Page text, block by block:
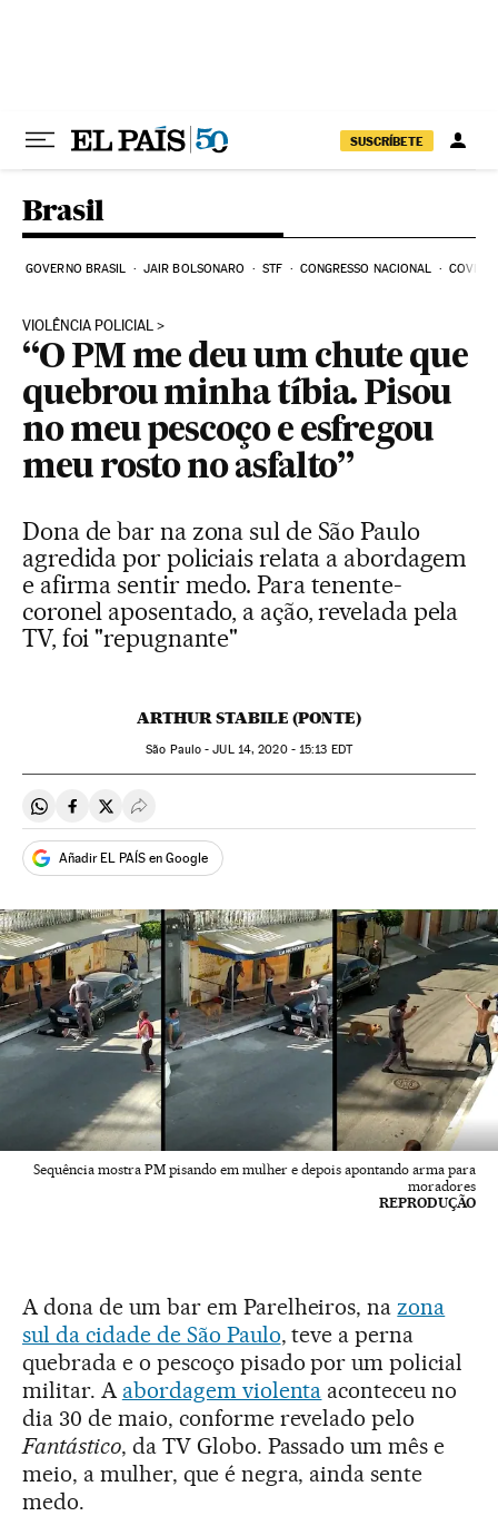
SUSCRÍBETE
Brasil
GOVERNO BRASIL JAIR BOLSONARO STF CONGRESSO NACIONAL COVID-
VIOLÊNCIA POLICIAL
“O PM me deu um chute que
quebrou minha tíbia. Pisou
no meu pescoço e esfregou
meu rosto no asfalto”
Dona de bar na zona sul de São Paulo
agredida por policiais relata a abordagem
e afirma sentir medo. Para tenente-
coronel aposentado, a ação, revelada pela
TV, foi "repugnante"
ARTHUR STABILE (PONTE)
São Paulo -JUL14, 2020 - 15:13 EDT
Compartir en Whatsapp
Compartir en Facebook
Compartir en Twitter
Desplegar Redes Sociales
Añadir EL PAÍS en Google
Sequência mostra PM pisando em mulher e depois apontando arma para
moradores
REPRODUÇÃO
A dona de um bar em Parelheiros, nazona
sul da cidade de São Paulo, teve a perna
quebrada e o pescoço pisado por um policial
militar. A abordagem violenta aconteceu no
dia 30 de maio, conforme revelado pelo
Fantástico, da TV Globo. Passado um mês e
meio, a mulher, que é negra, ainda sente
medo.